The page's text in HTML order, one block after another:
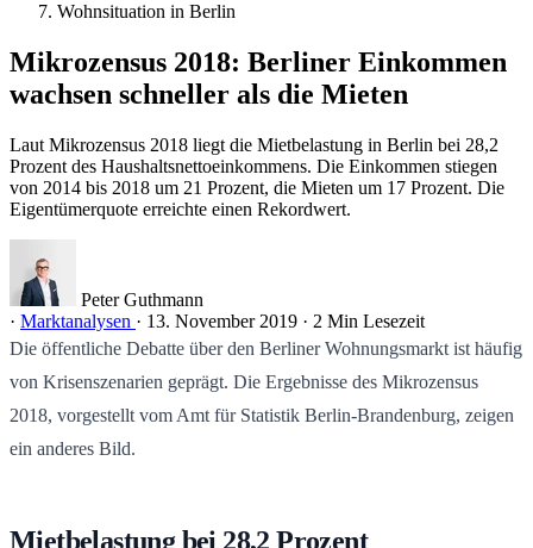
Wohnsituation in Berlin
Mikrozensus 2018: Berliner Einkommen
wachsen schneller als die Mieten
Laut Mikrozensus 2018 liegt die Mietbelastung in Berlin bei 28,2
Prozent des Haushaltsnettoeinkommens. Die Einkommen stiegen
von 2014 bis 2018 um 21 Prozent, die Mieten um 17 Prozent. Die
Eigentümerquote erreichte einen Rekordwert.
Peter Guthmann
· Marktanalysen · 13. November 2019 · 2 Min Lesezeit
Die öffentliche Debatte über den Berliner Wohnungsmarkt ist häufig
von Krisenszenarien geprägt. Die Ergebnisse des Mikrozensus
2018, vorgestellt vom Amt für Statistik Berlin-Brandenburg, zeigen
ein anderes Bild.
Mietbelastung bei 28,2 Prozent